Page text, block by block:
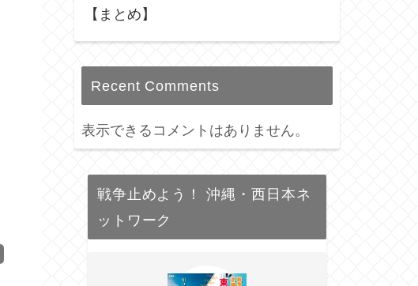
【まとめ】
Recent Comments
表示できるコメントはありません。
戦争止めよう！ 沖縄・西日本ネ
ットワーク